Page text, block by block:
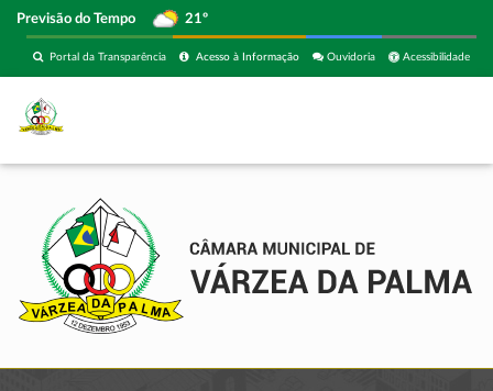
Previsão do Tempo 21º
Acessibilidade
Ouvidoria
Acesso à Informação
Portal da Transparência